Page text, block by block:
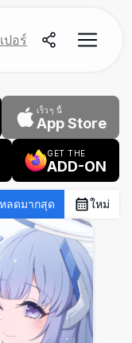
ปอร์
เร็วๆ นี้
App Store
GET THE
ADD-ON
ลดมากสุด ใหม่